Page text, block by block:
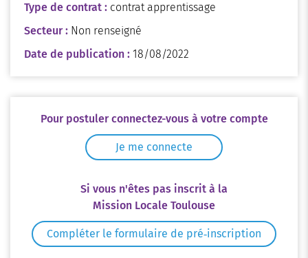
Type de contrat : contrat apprentissage
Secteur : Non renseigné
Date de publication : 18/08/2022
Pour postuler connectez-vous à votre compte
Je me connecte
Si vous n'êtes pas inscrit à la
Mission Locale Toulouse
Compléter le formulaire de pré‑inscription